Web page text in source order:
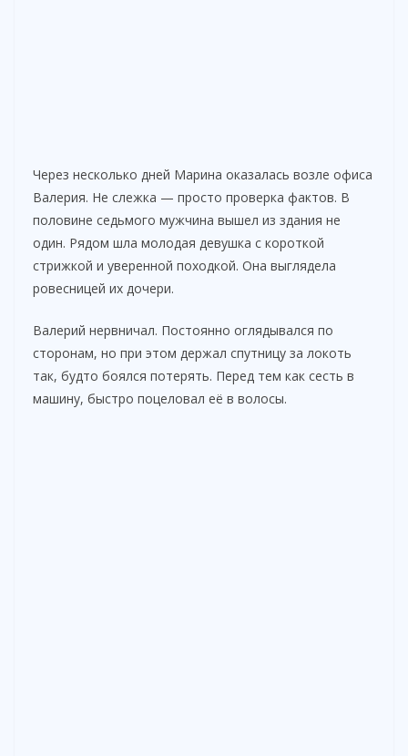
Через несколько дней Марина оказалась возле офиса
Валерия. Не слежка — просто проверка фактов. В
половине седьмого мужчина вышел из здания не
один. Рядом шла молодая девушка с короткой
стрижкой и уверенной походкой. Она выглядела
ровесницей их дочери.
Валерий нервничал. Постоянно оглядывался по
сторонам, но при этом держал спутницу за локоть
так, будто боялся потерять. Перед тем как сесть в
машину, быстро поцеловал её в волосы.